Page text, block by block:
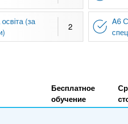
(за
2
A6
Бесплатное
обучение